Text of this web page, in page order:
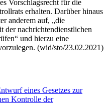
Vorschlagsrecht für die
erhalten. Darüber hinaus
anderem auf, „die
der nachrichtendienstlichen
und hierzu eine
(wid/sto/23.02.2021)
eines Gesetzes zur
Kontrolle der